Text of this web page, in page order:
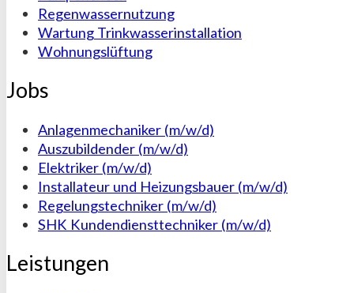
Regenwasser­nutzung
Wartung Trinkwasserinstallation
Wohnungslüftung
Jobs
Anlagenmechaniker (m/w/d)
Auszubildender (m/w/d)
Elektriker (m/w/d)
Installateur und Heizungsbauer (m/w/d)
Regelungstechniker (m/w/d)
SHK Kundendiensttechniker (m/w/d)
Leistungen